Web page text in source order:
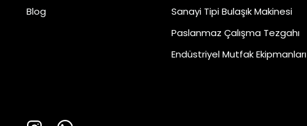
Blog
Sanayi Tipi Bulaşık Makinesi
Paslanmaz Çalışma Tezgahı
Endüstriyel Mutfak Ekipmanları